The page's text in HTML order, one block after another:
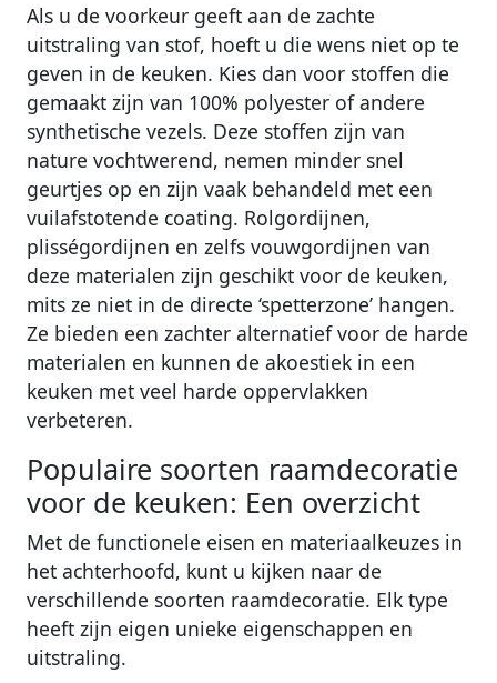
Als u de voorkeur geeft aan de zachte
uitstraling van stof, hoeft u die wens niet op te
geven in de keuken. Kies dan voor stoffen die
gemaakt zijn van 100% polyester of andere
synthetische vezels. Deze stoffen zijn van
nature vochtwerend, nemen minder snel
geurtjes op en zijn vaak behandeld met een
vuilafstotende coating. Rolgordijnen,
plisségordijnen en zelfs vouwgordijnen van
deze materialen zijn geschikt voor de keuken,
mits ze niet in de directe ‘spetterzone’ hangen.
Ze bieden een zachter alternatief voor de harde
materialen en kunnen de akoestiek in een
keuken met veel harde oppervlakken
verbeteren.
Populaire soorten raamdecoratie
voor de keuken: Een overzicht
Met de functionele eisen en materiaalkeuzes in
het achterhoofd, kunt u kijken naar de
verschillende soorten raamdecoratie. Elk type
heeft zijn eigen unieke eigenschappen en
uitstraling.